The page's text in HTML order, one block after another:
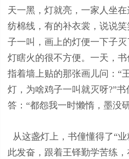
天一黑，灯就亮，一家人坐
纺棉线，有的补衣裳，说说
子一叫，画上的灯便一下子
灯瞎火的很不方便。一天，
指着墙上贴的那张画儿问：“
灯，为啥鸡子一叫就灭呀?”书
答：“都怨我一时懒惰，墨没
从这盏灯上，书僮懂得了“
此发奋，跟着王铎勤学苦练